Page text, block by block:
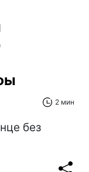
2 мин
без